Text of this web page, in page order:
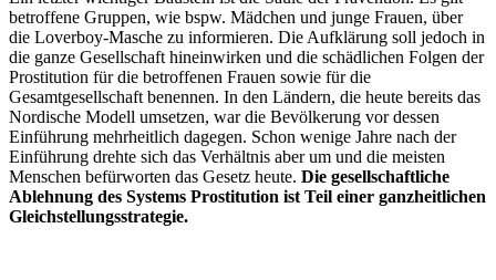
betroffene Gruppen, wie bspw. Mädchen und junge Frauen, über
die Loverboy-Masche zu informieren. Die Aufklärung soll jedoch in
die ganze Gesellschaft hineinwirken und die schädlichen Folgen der
Prostitution für die betroffenen Frauen sowie für die
Gesamtgesellschaft benennen. In den Ländern, die heute bereits das
Nordische Modell umsetzen, war die Bevölkerung vor dessen
Einführung mehrheitlich dagegen. Schon wenige Jahre nach der
Einführung drehte sich das Verhältnis aber um und die meisten
Menschen befürworten das Gesetz heute. Die gesellschaftliche
Ablehnung des Systems Prostitution ist Teil einer ganzheitlichen
Gleichstellungsstrategie.